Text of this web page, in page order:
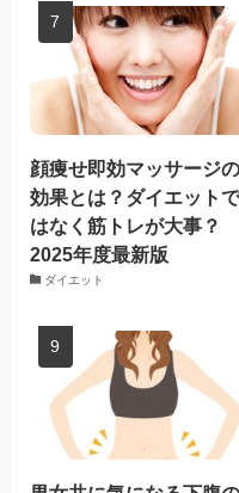
顔痩せ即効マッサージの
効果とは？ダイエットで
はなく筋トレが大事？
2025年度最新版
ダイエット